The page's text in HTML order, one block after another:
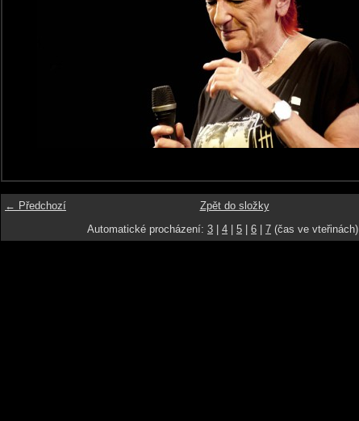
← Předchozí
Zpět do složky
Automatické procházení: 3 4 5 6 7 (čas ve vteřinách)